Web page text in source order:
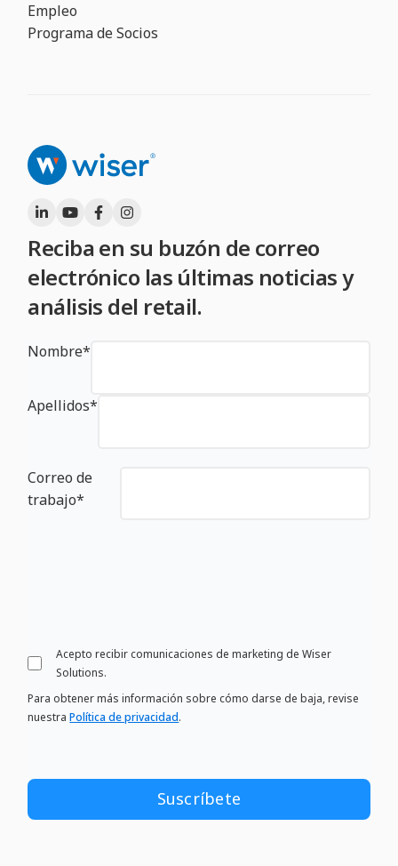
Empleo
Programa de Socios
Reciba en su buzón de correo
electrónico las últimas noticias y
análisis del retail.
Nombre*
Apellidos*
Correo de
trabajo*
Acepto recibir comunicaciones de marketing de Wiser
Solutions.
Para obtener más información sobre cómo darse de baja, revise
nuestraPolítica de privacidad.